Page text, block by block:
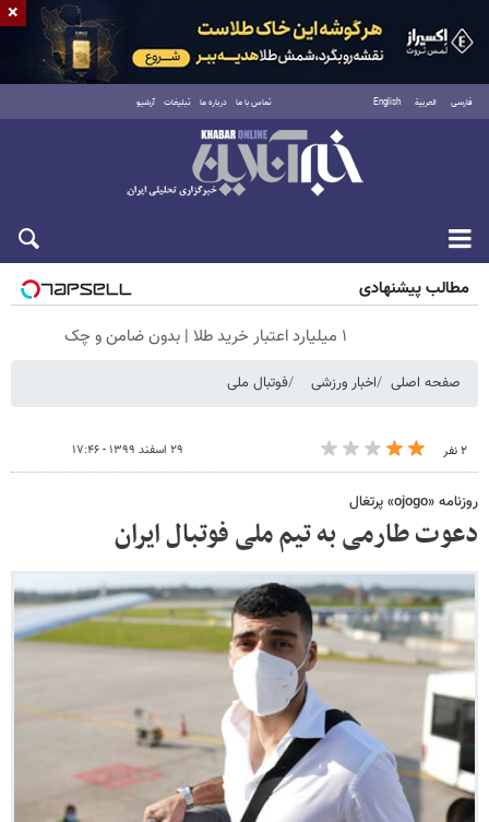
فارسی العربية English تماس با ما درباره ما تبلیغات آرشیو
جمعه ۱۶ مرداد ۱۴۰۵
مطالب پیشنهادی
۱ میلیارد اعتبار خرید طلا | بدون ضامن و چک
صفحه اصلی اخبار ورزشی فوتبال ملی
۲ نفر ۲۹ اسفند ۱۳۹۹ - ۱۷:۴۶
روزنامه «ojogo» پرتغال
دعوت طارمی به تیم ملی فوتبال ایران
×